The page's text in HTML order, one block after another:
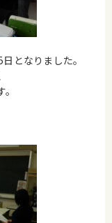
となりました。